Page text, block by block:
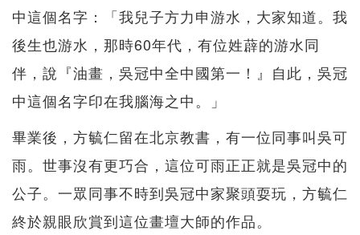
中這個名字：「我兒子方力申游水，大家知道。我
後生也游水，那時60年代，有位姓薜的游水同
伴，說『油畫，吳冠中全中國第一！』自此，吳冠
中這個名字印在我腦海之中。」
畢業後，方毓仁留在北京教書，有一位同事叫吳可
雨。世事沒有更巧合，這位可雨正正就是吳冠中的
公子。一眾同事不時到吳冠中家聚頭耍玩，方毓仁
終於親眼欣賞到這位畫壇大師的作品。